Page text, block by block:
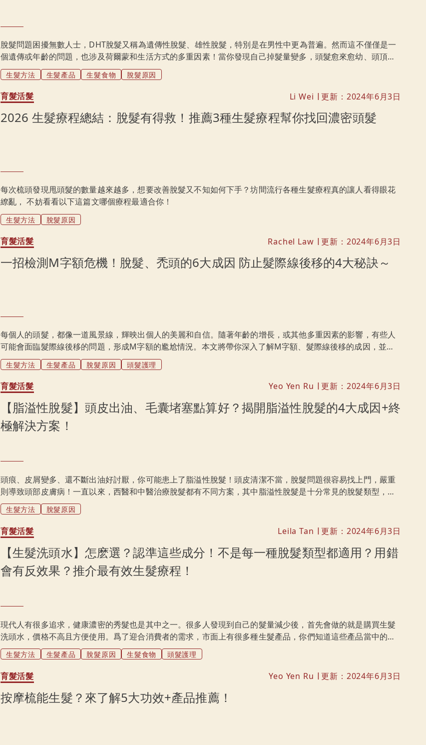
脫髮問題困擾無數人士，DHT脫髮又稱為遺傳性脫髮、雄性脫髮，特別是在男性中更為普遍。然而這不僅僅是一
個遺傳或年齡的問題，也涉及荷爾蒙和生活方式的多重因素！當你發現自己掉髮量變多，頭髮愈來愈幼、頭頂變
禿，就千萬要小心，可能係DHT脫髮先兆！以下文章會為大家講解DHT脫髮成因和症狀，以及如何通過飲食和天
然療法來有效管理，將幫助你從根本上改善這個情況，恢復頭髮的健康與自信，重拾濃密秀髮so easy！
生髮方法 生髮產品 生髮食物 脫髮原因
育髮活髮 Li Wei | 更新：2024年6月3日
2026 生髮療程總結：脫髮有得救！推薦3種生髮療程幫你找回濃密頭髮
每次梳頭發現甩頭髮的數量越來越多，想要改善脫髮又不知如何下手？坊間流行各種生髮療程真的讓人看得眼花
繚亂， 不妨看看以下這篇文哪個療程最適合你！
生髮方法 脫髮原因
育髮活髮 Rachel Law | 更新：2024年6月3日
一招檢測M字額危機！脫髮、禿頭的6大成因 防止髮際線後移的4大秘訣～
每個人的頭髮，都像一道風景線，輝映出個人的美麗和自信。隨著年齡的增長，或其他多重因素的影響，有些人
可能會面臨髮際線後移的問題，形成M字額的尷尬情況。本文將帶你深入了解M字額、髮際線後移的成因，並探
討多種治療和護理方法，幫助您更好地面對這個常見的髮脫問題。學會更好地保護和呵護你的頭髮，從此擺脫禿
頭的潛在風險。
生髮方法 生髮產品 脫髮原因 頭髮護理
育髮活髮 Yeo Yen Ru 更新：2024年6月3日
【脂溢性脫髮】頭皮出油、毛囊堵塞點算好？揭開脂溢性脫髮的4大成因+終
極解決方案！
頭痕、皮屑變多、還不斷出油好討厭，你可能患上了脂溢性脫髮！頭皮清潔不當，脫髮問題很容易找上門，嚴重
則導致頭部皮膚病！一直以來，西醫和中醫治療脫髮都有不同方案，其中脂溢性脫髮是十分常見的脫髮類型，以
下將解析誘發脂溢性脫髮的4大元兇，文章末端還附上了終極解決方案，一起探索脂溢性脫髮的奧秘吧！
生髮方法 脫髮原因
育髮活髮 Leila Tan 更新：2024年6月3日
【生髮洗頭水】怎麽選？認準這些成分！不是每一種脫髮類型都適用？用錯
會有反效果？推介最有效生髮療程！
現代人有很多追求，健康濃密的秀髮也是其中之一。很多人發現到自己的髮量減少後，首先會做的就是購買生髮
洗頭水，價格不高且方便使用。爲了迎合消費者的需求，市面上有很多種生髮產品，你們知道這些產品當中的成
分有什麽功效嗎？生髮洗頭水有什麽使用注意事項？有副作用嗎？脫髮人士看過來，本文爲你一一解答生髮洗頭
水迷思。
生髮方法 生髮產品 脫髮原因 生髮食物 頭髮護理
育髮活髮 Yeo Yen Ru | 更新：2024年6月3日
按摩梳能生髮？來了解5大功效+產品推薦！